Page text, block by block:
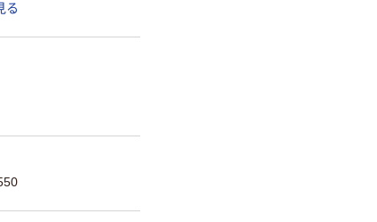
る